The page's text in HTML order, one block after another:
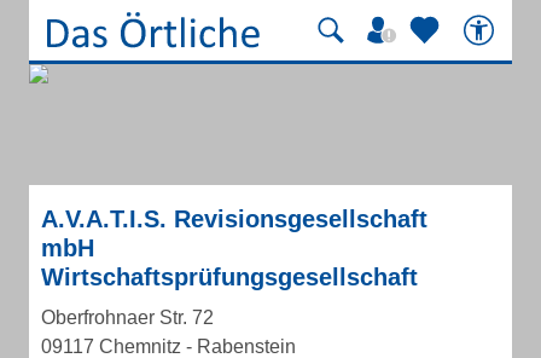
A.V.A.T.I.S. Revisionsgesellschaft
mbH
Wirtschaftsprüfungsgesellschaft
Oberfrohnaer Str. 72
09117 Chemnitz - Rabenstein